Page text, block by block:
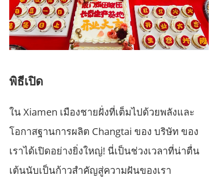
พิธีเปิด
ใน Xiamen เมืองชายฝั่งที่เต็มไปด้วยพลังและ
โอกาสฐานการผลิต Changtai ของ บริษัท ของ
เราได้เปิดอย่างยิ่งใหญ่! นี่เป็นช่วงเวลาที่น่าตื่น
เต้นนับเป็นก้าวสำคัญสู่ความฝันของเรา